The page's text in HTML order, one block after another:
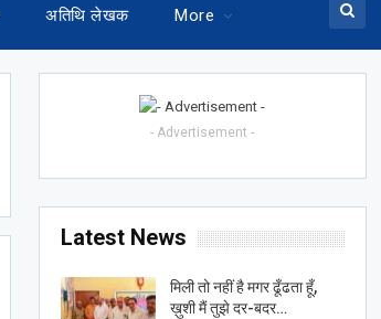
अतिथि लेखक More
- Advertisement -
Latest News
मिली तो नहीं है मगर ढूँढता हूँ,
ख़ुशी मैं तुझे दर-बदर…